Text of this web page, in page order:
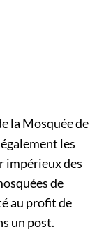
la Mosquée de
les
impérieux des
de
au profit de
un post.